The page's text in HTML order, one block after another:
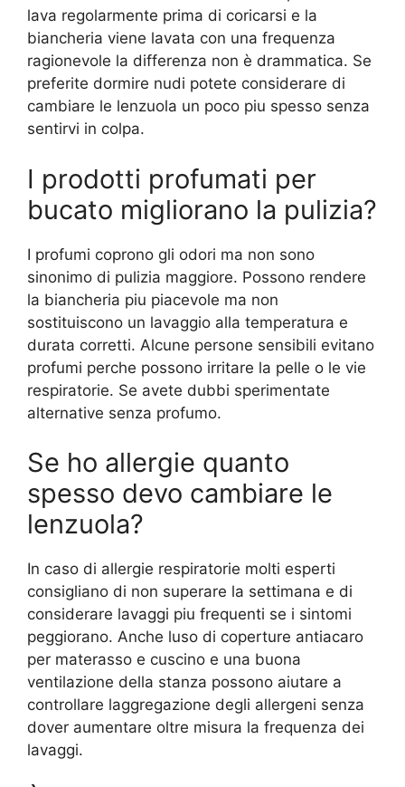
lava regolarmente prima di coricarsi e la
biancheria viene lavata con una frequenza
ragionevole la differenza non è drammatica. Se
preferite dormire nudi potete considerare di
cambiare le lenzuola un poco piu spesso senza
sentirvi in colpa.
I prodotti profumati per
bucato migliorano la pulizia?
I profumi coprono gli odori ma non sono
sinonimo di pulizia maggiore. Possono rendere
la biancheria piu piacevole ma non
sostituiscono un lavaggio alla temperatura e
durata corretti. Alcune persone sensibili evitano
profumi perche possono irritare la pelle o le vie
respiratorie. Se avete dubbi sperimentate
alternative senza profumo.
Se ho allergie quanto
spesso devo cambiare le
lenzuola?
In caso di allergie respiratorie molti esperti
consigliano di non superare la settimana e di
considerare lavaggi piu frequenti se i sintomi
peggiorano. Anche luso di coperture antiacaro
per materasso e cuscino e una buona
ventilazione della stanza possono aiutare a
controllare laggregazione degli allergeni senza
dover aumentare oltre misura la frequenza dei
lavaggi.